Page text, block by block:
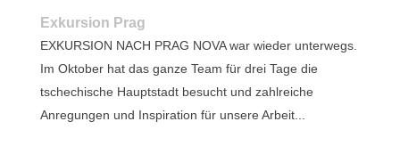
Exkursion Prag
EXKURSION NACH PRAG NOVA war wieder unterwegs.
Im Oktober hat das ganze Team für drei Tage die
tschechische Hauptstadt besucht und zahlreiche
Anregungen und Inspiration für unsere Arbeit...